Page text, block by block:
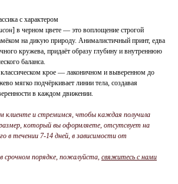
с характером
] в черном цвете — это воплощение строгой
на дикую природу. Анималистичный принт, едва
кружева, придаёт образу глубину и внутреннюю
баланса.
крое — лаконичном и выверенном до
мягко подчёркивает линии тела, создавая
в каждом движении.
и стремимся, чтобы каждая получила
который вы оформляете, отсутсвует на
в течении 7-14 дней, в зависимости от
срочном порядке, пожалуйста, свяжитесь с нами